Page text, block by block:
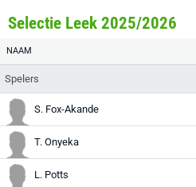
Selectie Leek 2025/2026
NAAM
Spelers
S. Fox-Akande
T. Onyeka
L. Potts